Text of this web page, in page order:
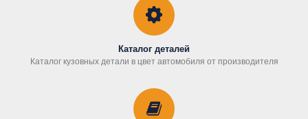
Каталог деталей
Каталог кузовных детали в цвет автомобиля от производителя